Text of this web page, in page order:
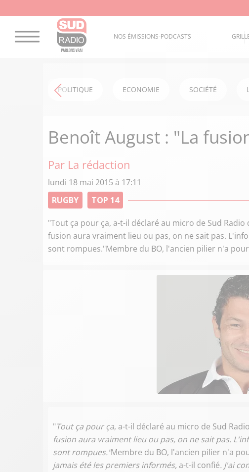
NOS ÉMISSIONS-PODCASTS
POLITIQUE ECONOMIE SOCIÉTÉ
Benoît August : "La
Par La rédaction
lundi 18 mai 2015 à 17:11
RUGBY
TOP 14
"Tout ça pour ça, a-t-il déclaré au micro de Sud
fusion aura vraiment lieu ou pas, on ne sait pas.
sont rompues."Membre du BO, l'ancien pilier n'a
"Tout ça pour ça, a-t-il déclaré au micro de Sud
fusion aura vraiment lieu ou pas, on ne sait pas.
sont rompues."Membre du BO, l'ancien pilier n'a
jamais été les premiers informés, a-t-il confié. J'ai